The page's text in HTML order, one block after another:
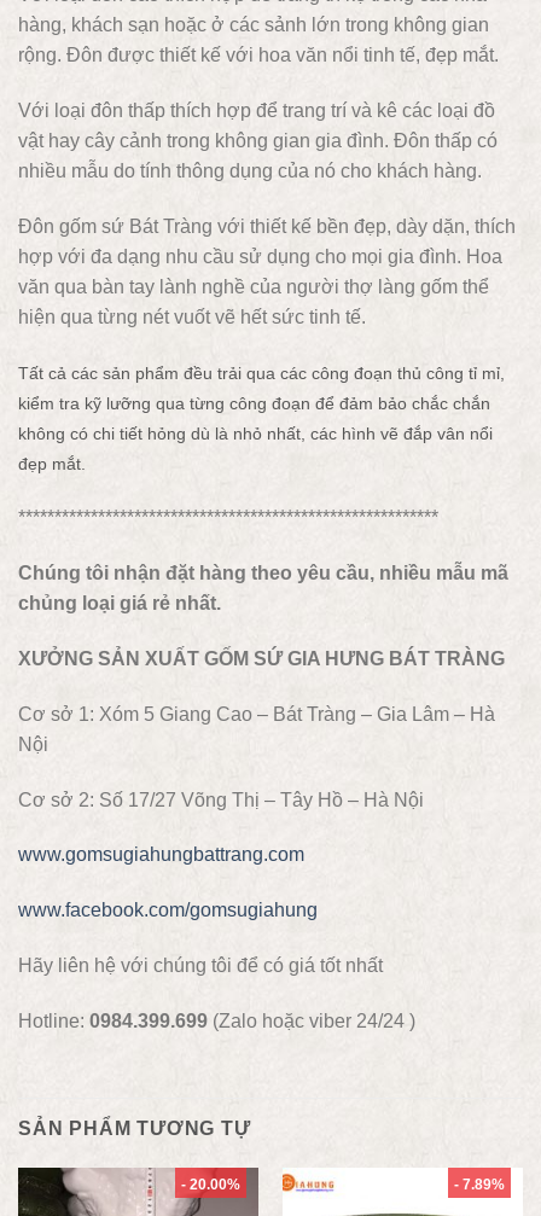
hàng, khách sạn hoặc ở các sảnh lớn trong không gian
rộng. Đôn được thiết kế với hoa văn nổi tinh tế, đẹp mắt.
Với loại đôn thấp thích hợp để trang trí và kê các loại đồ
vật hay cây cảnh trong không gian gia đình. Đôn thấp có
nhiều mẫu do tính thông dụng của nó cho khách hàng.
Đôn gốm sứ Bát Tràng với thiết kế bền đẹp, dày dặn, thích
hợp với đa dạng nhu cầu sử dụng cho mọi gia đình. Hoa
văn qua bàn tay lành nghề của người thợ làng gốm thể
hiện qua từng nét vuốt vẽ hết sức tinh tế.
Tất cả các sản phẩm đều trải qua các công đoạn thủ công tỉ mỉ,
kiểm tra kỹ lưỡng qua từng công đoạn để đảm bảo chắc chắn
không có chi tiết hỏng dù là nhỏ nhất, các hình vẽ đắp vân nổi
đẹp mắt.
**********************************************************
Chúng tôi nhận đặt hàng theo yêu cầu, nhiều mẫu mã
chủng loại giá rẻ nhất.
XƯỞNG SẢN XUẤT GỐM SỨ GIA HƯNG BÁT TRÀNG
Cơ sở 1: Xóm 5 Giang Cao – Bát Tràng – Gia Lâm – Hà
Nội
Cơ sở 2: Số 17/27 Võng Thị – Tây Hồ – Hà Nội
www.gomsugiahungbattrang.com
www.facebook.com/gomsugiahung
Hãy liên hệ với chúng tôi để có giá tốt nhất
Hotline: 0984.399.699 (Zalo hoặc viber 24/24 )
SẢN PHẨM TƯƠNG TỰ
- 20.00% - 7.89%